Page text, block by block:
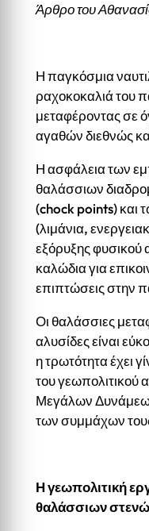
Άρθρο του
Η παγκόσμια
ραχοκοκαλιά του
μεταφέροντας σε
αγαθών διεθνώς
Η ασφάλεια των
θαλάσσιων
(chock points) και
(λιμάνια,
εξόρυξης φυσικού
καλώδια για
επιπτώσεις στην
Οι θαλάσσιες
αλυσίδες είναι
η τρωτότητα έχει
του γεωπολιτικού
Μεγάλων
των συμμάχων
Η γεωπολιτική
θαλάσσιων